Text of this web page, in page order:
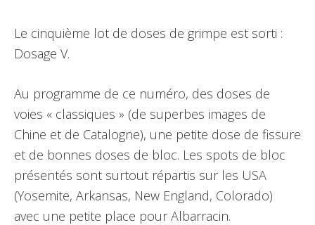
Le cinquième lot de doses de grimpe est sorti :
Dosage V.
Au programme de ce numéro, des doses de
voies « classiques » (de superbes images de
Chine et de Catalogne), une petite dose de fissure
et de bonnes doses de bloc. Les spots de bloc
présentés sont surtout répartis sur les USA
(Yosemite, Arkansas, New England, Colorado)
avec une petite place pour Albarracin.